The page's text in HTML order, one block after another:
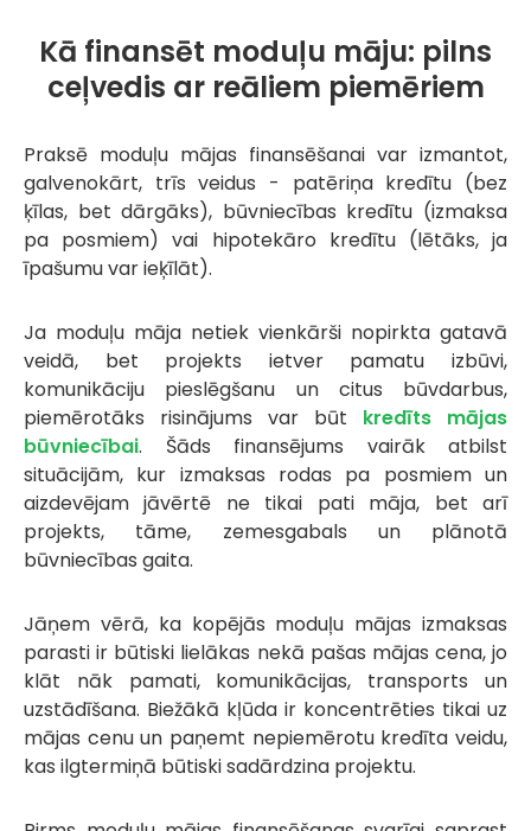
Kā finansēt moduļu māju: pilns
ceļvedis ar reāliem piemēriem
Praksē moduļu mājas finansēšanai var izmantot,
galvenokārt, trīs veidus - patēriņa kredītu (bez
ķīlas, bet dārgāks), būvniecības kredītu (izmaksa
pa posmiem) vai hipotekāro kredītu (lētāks, ja
īpašumu var ieķīlāt).
Ja moduļu māja netiek vienkārši nopirkta gatavā
veidā, bet projekts ietver pamatu izbūvi,
komunikāciju pieslēgšanu un citus būvdarbus,
piemērotāks risinājums var būt kredīts mājas
būvniecībai. Šāds finansējums vairāk atbilst
situācijām, kur izmaksas rodas pa posmiem un
aizdevējam jāvērtē ne tikai pati māja, bet arī
projekts, tāme, zemesgabals un plānotā
būvniecības gaita.
Jāņem vērā, ka kopējās moduļu mājas izmaksas
parasti ir būtiski lielākas nekā pašas mājas cena, jo
klāt nāk pamati, komunikācijas, transports un
uzstādīšana. Biežākā kļūda ir koncentrēties tikai uz
mājas cenu un paņemt nepiemērotu kredīta veidu,
kas ilgtermiņā būtiski sadārdzina projektu.